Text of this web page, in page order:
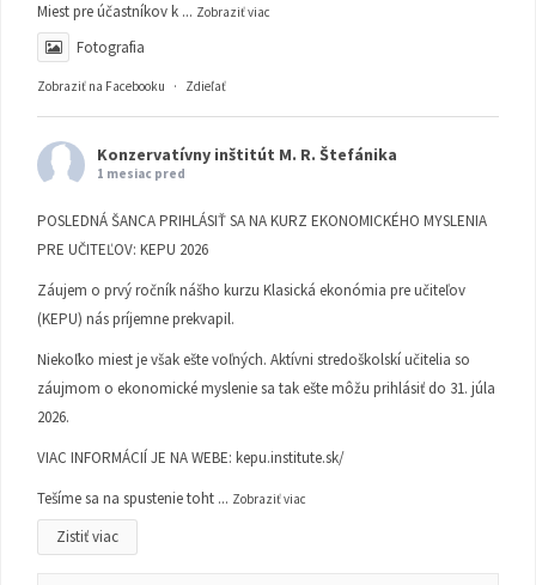
Miest pre účastníkov k ... Zobraziť viac
Fotografia
Zobraziť na Facebooku · Zdieľať
Konzervatívny inštitút M. R. Štefánika
1 mesiac pred
POSLEDNÁ ŠANCA PRIHLÁSIŤ SA NA KURZ EKONOMICKÉHO MYSLENIA
PRE UČITEĽOV: KEPU 2026
Záujem o prvý ročník nášho kurzu Klasická ekonómia pre učiteľov
(KEPU) nás príjemne prekvapil.
Niekoľko miest je však ešte voľných. Aktívni stredoškolskí učitelia so
záujmom o ekonomické myslenie sa tak ešte môžu prihlásiť do 31. júla
2026.
VIAC INFORMÁCIÍ JE NA WEBE: kepu.institute.sk/
Tešíme sa na spustenie toht ... Zobraziť viac
Zistiť viac